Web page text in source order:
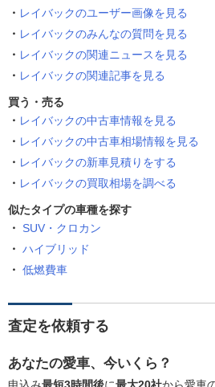
レイバックのユーザー画像を見る
レイバックのみんなの質問を見る
レイバックの関連ニュースを見る
レイバックの関連記事を見る
買う・売る
レイバックの中古車情報を見る
レイバックの中古車相場情報を見る
レイバックの新車見積りをする
レイバックの買取相場を調べる
似たタイプの車種を探す
SUV・クロカン
ハイブリッド
低燃費車
査定を依頼する
あなたの愛車、今いくら？